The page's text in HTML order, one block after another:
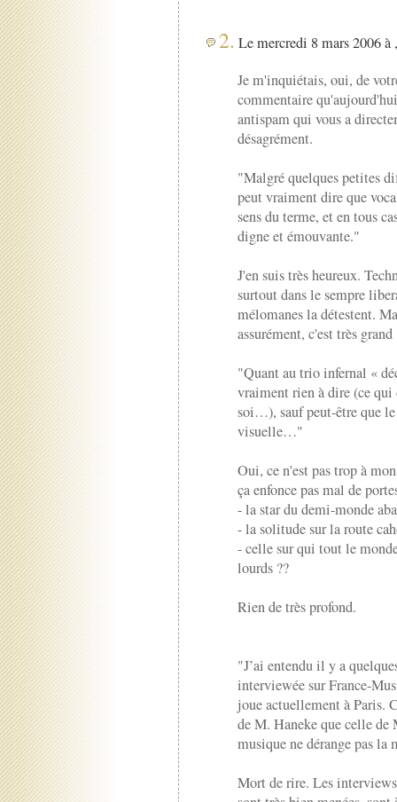
2. Le mercredi 8 mars 2006 à
Je m'inquiétais, oui, de
commentaire
antispam qui vous a
désagrément.
"Malgré quelques petites
peut vraiment dire que
sens du terme, et en tous
digne et émouvante."
J'en suis très heureux.
surtout dans le sempre
mélomanes la détestent.
assurément, c'est très grand
"Quant au trio infernal «
vraiment rien à dire (ce
soi…), sauf peut-être que
visuelle…"
Oui, ce n'est pas trop à
ça enfonce pas mal de
- la star du demi-monde
- la solitude sur la route
- celle sur qui tout le
lourds ??
Rien de très profond.
"J’ai entendu il y a
interviewée sur France-
joue actuellement à Paris.
de M. Haneke que celle
musique ne dérange pas la
Mort de rire. Les